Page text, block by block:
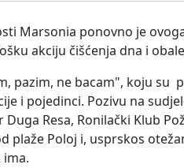
Marsonia ponovno je
akciju čišćenja dna i
pazim, ne bacam", koju su
i pojedinci. Pozivu na
Resa, Ronilački Klub
plaže Poloj i, usprskos